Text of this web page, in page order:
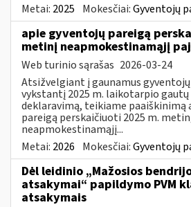
Metai: 2025 Mokesčiai:Gyventojų
apie gyventojų pareigą
metinį neapmokestinamąjį
Web turinio sąrašas 2026-03-24
Atsižvelgiant į gaunamus
vykstantį 2025 m. laikotarpio gautų
deklaravimą, teikiame paaiškinimą
pareigą perskaičiuoti 2025 m.
neapmokestinamąjį...
Metai: 2026 Mokesčiai:Gyventojų
Dėl leidinio „Mažosios
atsakymai“ papildymo PVM
atsakymais